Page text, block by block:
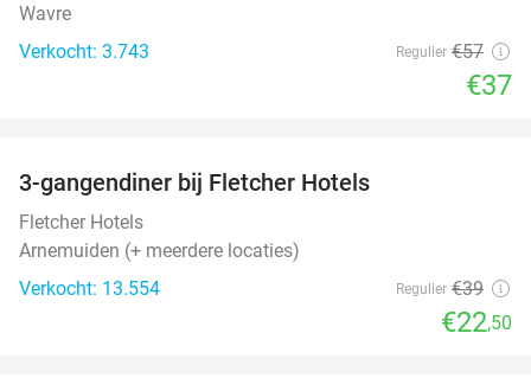
Wavre
Verkocht: 3.743
Regulier €57
€37
3-gangendiner bij Fletcher Hotels
Fletcher Hotels
Arnemuiden (+ meerdere locaties)
Verkocht: 13.554
Regulier €39
€22,50